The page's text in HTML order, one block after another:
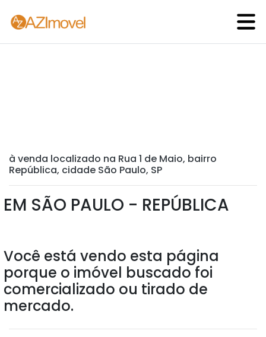
à venda localizado na Rua 1 de Maio, bairro
República, cidade São Paulo, SP
EM SÃO PAULO - REPÚBLICA
Você está vendo esta página
porque o imóvel buscado foi
comercializado ou tirado de
mercado.